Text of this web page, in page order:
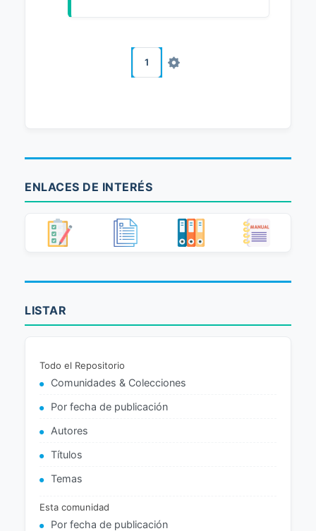
1
ENLACES DE INTERÉS
LISTAR
Todo el Repositorio
Comunidades & Colecciones
Por fecha de publicación
Autores
Títulos
Temas
Esta comunidad
Por fecha de publicación